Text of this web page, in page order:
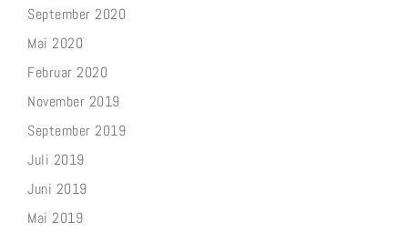
September 2020
Mai 2020
Februar 2020
November 2019
September 2019
Juli 2019
Juni 2019
Mai 2019